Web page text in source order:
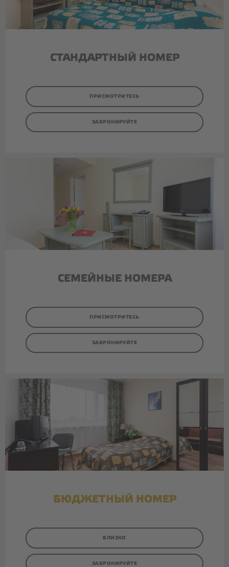
КАФЕ
ТОРТЫ И ПИРОЖНЫЕ
КОФЕЙНЫЕ ПАУЗЫ
КОНТАКТЫ
СТАНДАРТНЫЙ НОМЕР
ПРИСМОТРИТЕСЬ
ЗАБРОНИРУЙТЕ
СЕМЕЙНЫЕ НОМЕРА
ПРИСМОТРИТЕСЬ
ЗАБРОНИРУЙТЕ
БЮДЖЕТНЫЙ НОМЕР
БЛИЗКО
ЗАБРОНИРУЙТЕ